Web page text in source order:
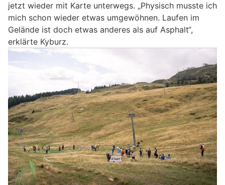
jetzt wieder mit Karte unterwegs. „Physisch musste ich
mich schon wieder etwas umgewöhnen. Laufen im
Gelände ist doch etwas anderes als auf Asphalt“,
erklärte Kyburz.